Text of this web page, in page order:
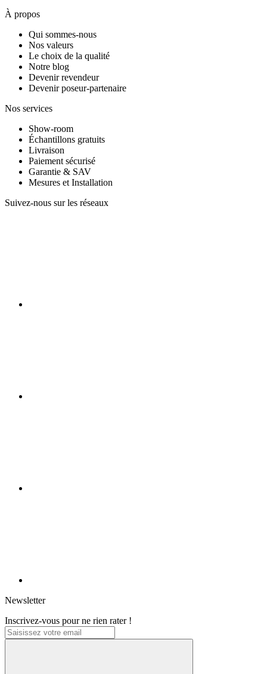
À propos
Qui sommes-nous
Nos valeurs
Le choix de la qualité
Notre blog
Devenir revendeur
Devenir poseur-partenaire
Nos services
Show-room
Échantillons gratuits
Livraison
Paiement sécurisé
Garantie & SAV
Mesures et Installation
Suivez-nous sur les réseaux
Newsletter
Inscrivez-vous pour ne rien rater !